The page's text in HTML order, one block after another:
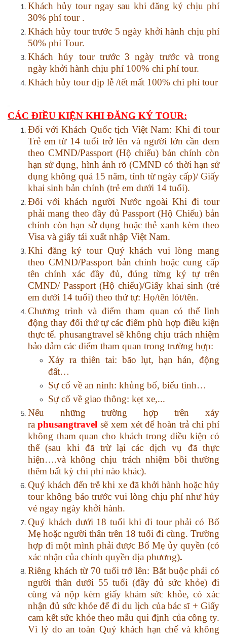
Khách hủy tour ngay sau khi đăng ký chịu phí
30% phí tour .
Khách hủy tour trước 5 ngày khởi hành chịu phí
50% phí Tour.
Khách hủy tour trước 3 ngày trước và trong
ngày khởi hành chịu phí 100% chi phí tour.
Khách hủy tour dịp lễ /tết mất 100% chi phí tour
CÁC ĐIỀU KIỆN KHI ĐĂNG KÝ TOUR:
Đối với Khách Quốc tịch Việt Nam: Khi đi tour
Trẻ em từ 14 tuổi trở lên và người lớn cần đem
theo CMND/Passport (Hộ chiếu) bản chính còn
hạn sử dụng, hình ảnh rõ (CMND có thời hạn sử
dụng không quá 15 năm, tính từ ngày cấp)/ Giấy
khai sinh bản chính (trẻ em dưới 14 tuổi).
Đối với khách người Nước ngoài Khi đi tour
phải mang theo đầy đủ Passport (Hộ Chiếu) bản
chính còn hạn sử dụng hoặc thẻ xanh kèm theo
Visa và giấy tái xuất nhập Việt Nam.
Khi đăng ký tour Quý khách vui lòng mang
theo CMND/Passport bản chính hoặc cung cấp
tên chính xác đầy đủ, đúng từng ký tự trên
CMND/ Passport (Hộ chiếu)/Giấy khai sinh (trẻ
em dưới 14 tuổi) theo thứ tự: Họ/tên lót/tên.
Chương trình và điểm tham quan có thể linh
động thay đổi thứ tự các điểm phù hợp điều kiện
thực tế. phusangtravel sẽ không chịu trách nhiệm
bảo đảm các điểm tham quan trong trường hợp:
Xảy ra thiên tai: bão lụt, hạn hán, động
đất…
Sự cố về an ninh: khủng bố, biểu tình…
Sự cố về giao thông: kẹt xe,...
Nếu những trường hợp trên xảy
ra phusangtravelsẽ xem xét để hoàn trả chi phí
không tham quan cho khách trong điều kiện có
thể (sau khi đã trừ lại các dịch vụ đã thực
hiện….và không chịu trách nhiệm bồi thường
thêm bất kỳ chi phí nào khác).
Quý khách đến trễ khi xe đã khởi hành hoặc hủy
tour không báo trước vui lòng chịu phí như hủy
vé ngay ngày khởi hành.
Quý khách dưới 18 tuổi khi đi tour phải có Bố
Mẹ hoặc người thân trên 18 tuổi đi cùng. Trường
hợp đi một mình phải được Bố Mẹ ủy quyền (có
xác nhận của chính quyền địa phương).
Riêng khách từ 70 tuổi trở lên: Bắt buộc phải có
người thân dưới 55 tuổi (đầy đủ sức khỏe) đi
cùng và nộp kèm giấy khám sức khỏe, có xác
nhận đủ sức khỏe để đi du lịch của bác sĩ + Giấy
cam kết sức khỏe theo mẫu qui định của công ty.
Vì lý do an toàn Quý khách hạn chế và không